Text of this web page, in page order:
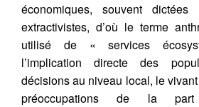
économiques, souvent
extractivistes, d’où le terme
utilisé de « services
l’implication directe des
décisions au niveau local, le
préoccupations de la